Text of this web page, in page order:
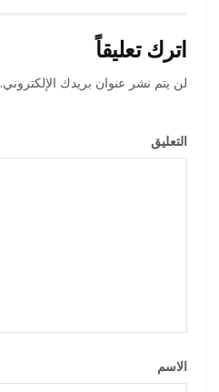
اترك تعليقاً
لن يتم نشر عنوان بريدك الإلكتروني.
التعليق
الاسم